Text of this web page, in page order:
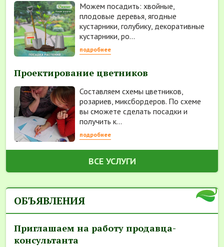
Можем посадить: хвойные,
плодовые деревья, ягодные
кустарники, голубику, декоративные
кустарники, ро...
подробнее
Проектирование цветников
Составляем схемы цветников,
розариев, миксбордеров. По схеме
вы сможете сделать посадки и
получить к...
подробнее
ВСЕ УСЛУГИ
ОБЪЯВЛЕНИЯ
Приглашаем на работу продавца-
консультанта